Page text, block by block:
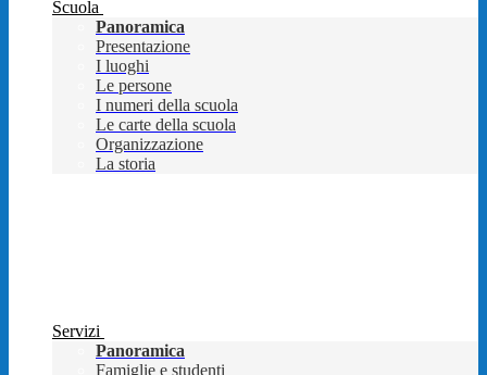
Scuola
Panoramica
Presentazione
I luoghi
Le persone
I numeri della scuola
Le carte della scuola
Organizzazione
La storia
Servizi
Panoramica
Famiglie e studenti